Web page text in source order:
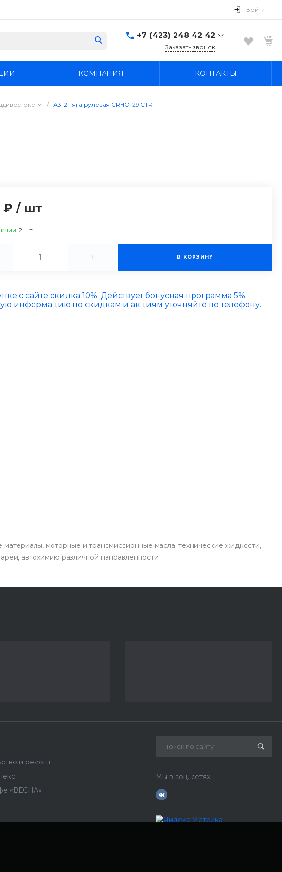
Войти
+7 (423) 248 42 42
Надеждинский район, п.
Заказать звонок
КОМПАНИЯ КОНТАКТЫ
/ А3-2 Тяга рулевая CRHO-29 CTR
₽ / шт
2 шт
+ В КОРЗИНУ
с сайте скидка 10%. Действует бонусная программа 5%.
информацию по скидкам и акциям уточняйте по телефону.
моторные и трансмиссионные масла, технические жидкости,
автохимию различной направленности.
и ремонт
«ВЕСНА»
Мы в соц. сетях